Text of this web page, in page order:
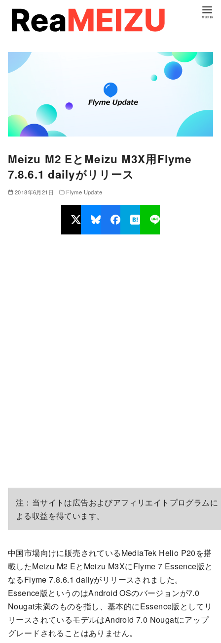
Meizu M2 EとMeizu M3X用Flyme
7.8.6.1 dailyがリリース
2018年6月21日 Flyme Update
注：当サイトは広告およびアフィリエイトプログラムに
よる収益を得ています。
中国市場向けに販売されているMediaTek Helio P20を搭
載したMeizu M2 EとMeizu M3XにFlyme 7 Essence版と
なるFlyme 7.8.6.1 dailyがリリースされました。
Essence版というのはAndroid OSのバージョンが7.0
Nougat未満のものを指し、基本的にEssence版としてリ
リースされているモデルはAndroid 7.0 Nougatにアップ
グレードされることはありません。